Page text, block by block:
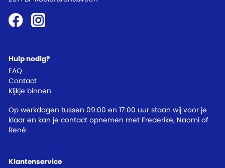
Klantenservice
Hulp nodig?
FAQ
Contact
Kijkje binnen
Op werkdagen tussen 09:00 en 17:00 uur staan wij voor je
klaar en kan je contact opnemen met Frederike, Naomi of
René